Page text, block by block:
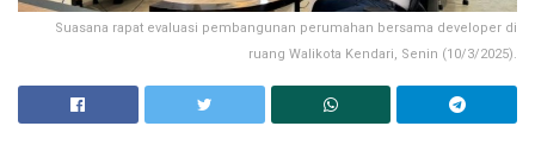
Suasana rapat evaluasi pembangunan perumahan bersama developer di
ruang Walikota Kendari, Senin (10/3/2025).